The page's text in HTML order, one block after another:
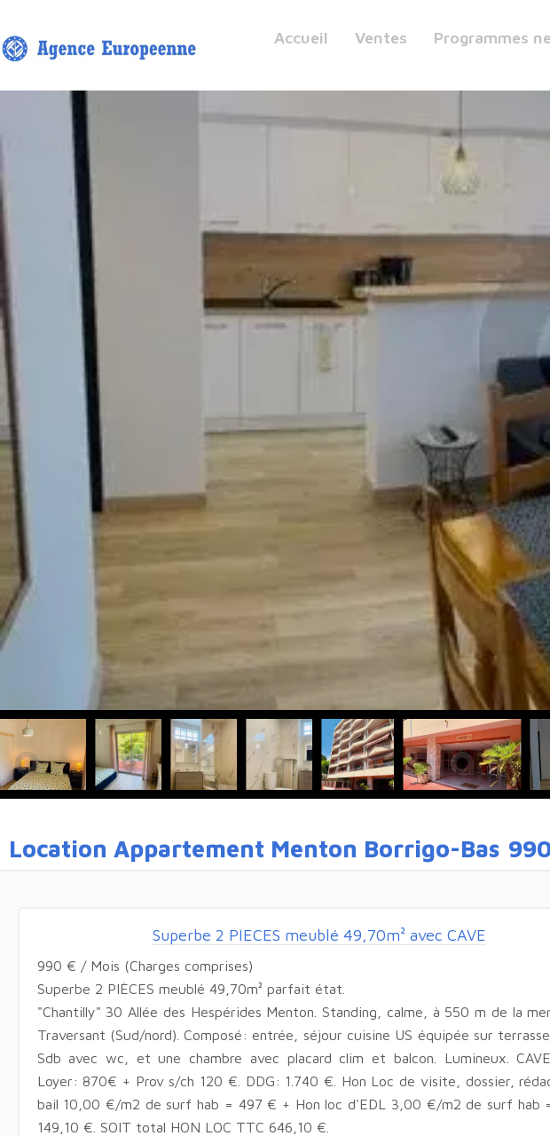
Accueil Ventes Programmes
Location Appartement Menton Borrigo-Bas
Superbe 2 PIECES meublé 49,70m² avec CAVE
990 € / Mois (Charges comprises)
Superbe 2 PIÈCES meublé 49,70m² parfait état.
"Chantilly" 30 Allée des Hespérides Menton. Standing, calme, à 550 m de la mer.
Traversant (Sud/nord). Composé: entrée, séjour cuisine US équipée sur
Sdb avec wc, et une chambre avec placard clim et balcon. Lumineux. CAVE.
Loyer: 870€ + Prov s/ch 120 €. DDG: 1.740 €. Hon Loc de visite, dossier,
bail 10,00 €/m2 de surf hab = 497 € + Hon loc d'EDL 3,00 €/m2 de surf hab
149,10 €. SOIT total HON LOC TTC 646,10 €.